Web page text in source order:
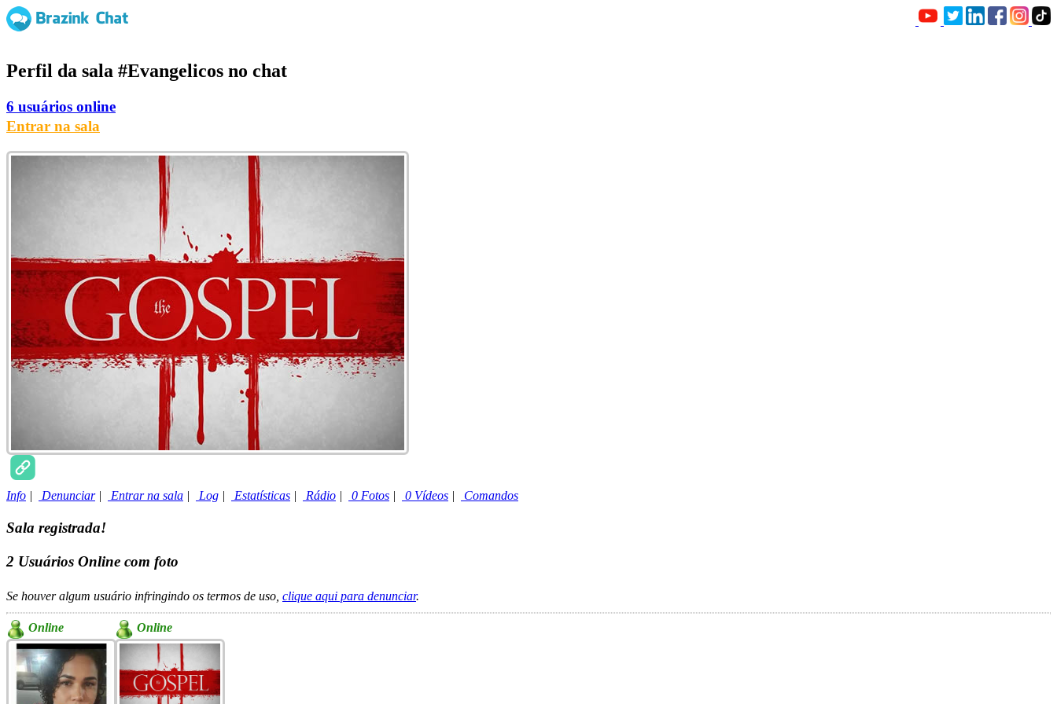
Perfil da sala #Evangelicos no chat
6 usuários online
Entrar na sala
Info | Denunciar| Entrar na sala | Log | Estatísticas | Rádio | 0 Fotos | 0 Vídeos | Comandos
Sala registrada!
2 Usuários Online com foto
Se houver algum usuário infringindo os termos de uso, clique aqui para denunciar.
Online Online